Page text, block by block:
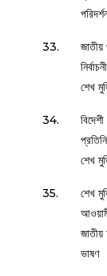
33.
জাতীয়
শেখ
34.
বিদেশী
শেখ
35.
শেখ
জাতীয়
ভাষণ